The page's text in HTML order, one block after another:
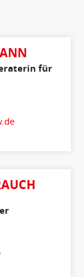
für